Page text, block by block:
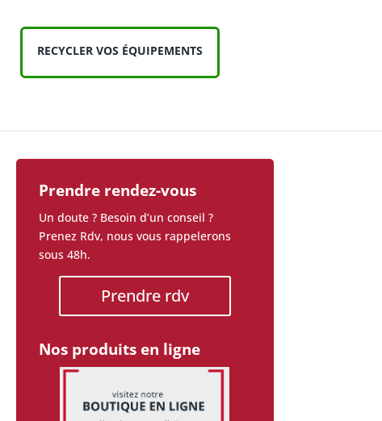
RECYCLER VOS ÉQUIPEMENTS
Prendre rendez-vous
Un doute ? Besoin d’un conseil ?
Prenez Rdv, nous vous rappelerons
sous 48h.
Prendre rdv
Nos produits en ligne